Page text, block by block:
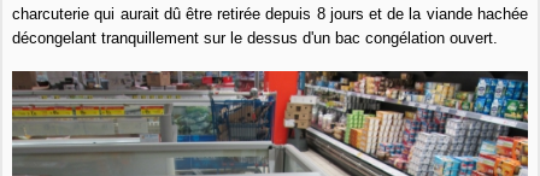
charcuterie qui aurait dû être retirée depuis 8 jours et de la viande hachée
décongelant tranquillement sur le dessus d'un bac congélation ouvert.